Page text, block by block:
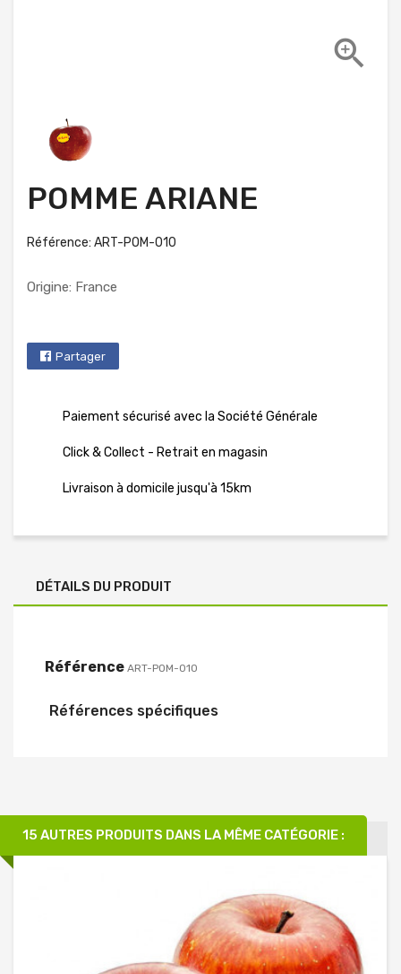

POMME ARIANE
Référence: ART-POM-010
Origine: France
Partager
Paiement sécurisé avec la Société Générale
Click & Collect - Retrait en magasin
Livraison à domicile jusqu'à 15km
DÉTAILS DU PRODUIT
Référence ART-POM-010
Références spécifiques
15 AUTRES PRODUITS DANS LA MÊME CATÉGORIE :